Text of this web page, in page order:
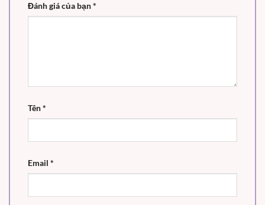
Đánh giá của bạn*
Tên*
Email *